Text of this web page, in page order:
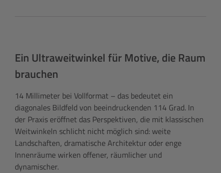
Ein Ultraweitwinkel für Motive, die Raum
brauchen
14 Millimeter bei Vollformat – das bedeutet ein
diagonales Bildfeld von beeindruckenden 114 Grad. In
der Praxis eröffnet das Perspektiven, die mit klassischen
Weitwinkeln schlicht nicht möglich sind: weite
Landschaften, dramatische Architektur oder enge
Innenräume wirken offener, räumlicher und
dynamischer.